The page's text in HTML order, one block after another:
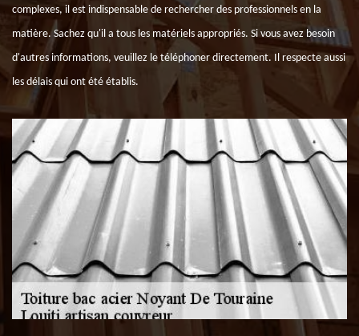
complexes, il est indispensable de rechercher des professionnels en la
matière. Sachez qu'il a tous les matériels appropriés. Si vous avez besoin
d'autres informations, veuillez le téléphoner directement. Il respecte aussi
les délais qui ont été établis.